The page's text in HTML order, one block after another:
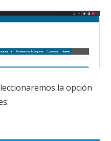
la opción